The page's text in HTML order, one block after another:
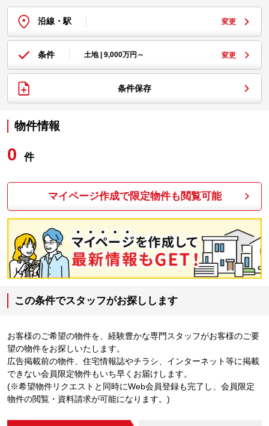
沿線・駅 変更
条件 土地 | 9,000万円～ 変更
条件保存
物件情報
0 件
マイページ作成で限定物件も閲覧可能
この条件でスタッフがお探しします
お客様のご希望の物件を、経験豊かな専門スタッフがお客様のご要
望の物件をお探しいたします。
広告掲載前の物件、住宅情報誌やチラシ、インターネット等に掲載
できない会員限定物件もいち早くお届けします。
(※希望物件リクエストと同時にWeb会員登録も完了し、会員限定
物件の閲覧・資料請求が可能になります。)